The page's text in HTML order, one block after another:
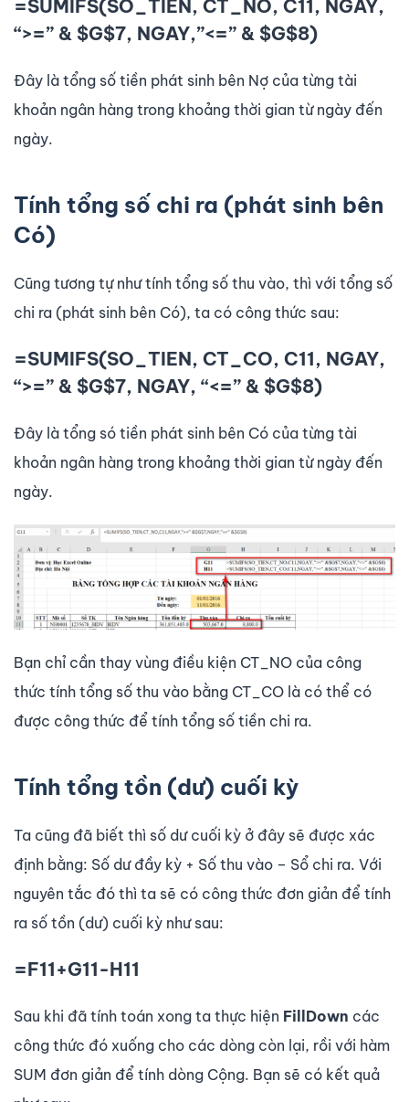
=SUMIFS(SO_TIEN, CT_NO, C11, NGAY,
“>=” & $G$7, NGAY,”<=” & $G$8)
Đây là tổng số tiền phát sinh bên Nợ của từng tài
khoản ngân hàng trong khoảng thời gian từ ngày đến
ngày.
Tính tổng số chi ra (phát sinh bên
Có)
Cũng tương tự như tính tổng số thu vào, thì với tổng số
chi ra (phát sinh bên Có), ta có công thức sau:
=SUMIFS(SO_TIEN, CT_CO, C11, NGAY,
“>=” & $G$7, NGAY, “<=” & $G$8)
Đây là tổng só tiền phát sinh bên Có của từng tài
khoản ngân hàng trong khoảng thời gian từ ngày đến
ngày.
Bạn chỉ cần thay vùng điều kiện CT_NO của công
thức tính tổng số thu vào bằng CT_CO là có thể có
được công thức để tính tổng số tiền chi ra.
Tính tổng tồn (dư) cuối kỳ
Ta cũng đã biết thì số dư cuối kỳ ở đây sẽ được xác
định bằng: Số dư đầy kỳ + Số thu vào – Sổ chi ra. Với
nguyên tắc đó thì ta sẽ có công thức đơn giản để tính
ra số tồn (dư) cuối kỳ như sau:
=F11+G11-H11
Sau khi đã tính toán xong ta thực hiện FillDown các
công thức đó xuống cho các dòng còn lại, rồi với hàm
SUM đơn giản để tính dòng Cộng. Bạn sẽ có kết quả